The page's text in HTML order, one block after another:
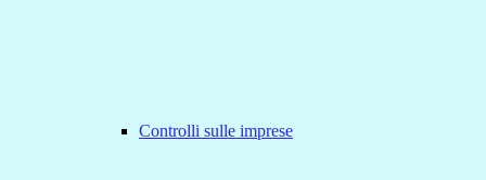
Controlli sulle imprese